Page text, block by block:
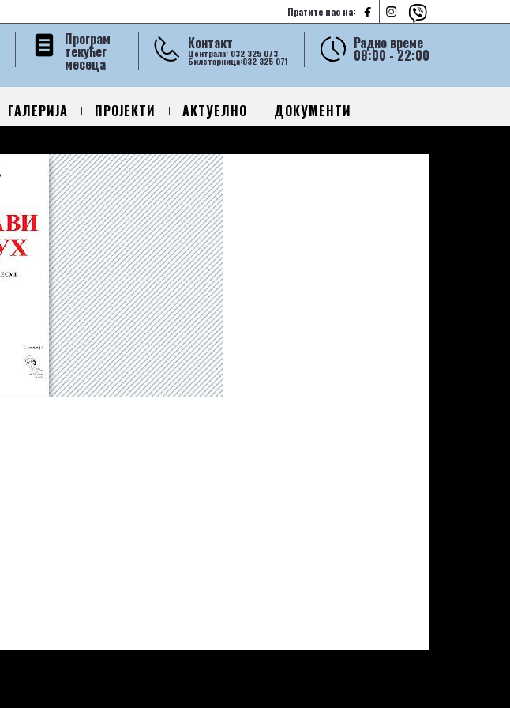
Пратите нас на:   
Радно време
08:00 - 22:00
Контакт
Централа: 032 325 073
Билетарница:032 325 071
Програм
текућег
месеца
ГАЛЕРИЈА ПРОЈЕКТИ АКТУЕЛНО ДОКУМЕНТИ